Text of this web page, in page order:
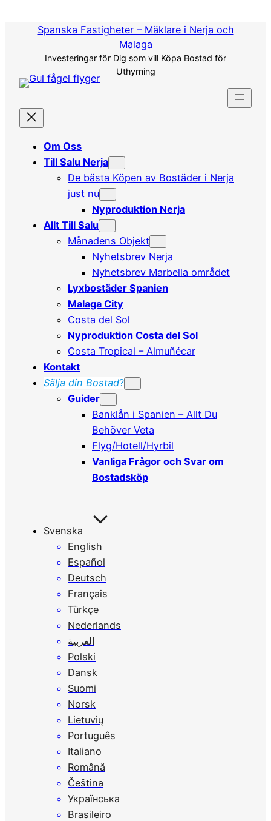
Spanska Fastigheter – Mäklare i Nerja och
Malaga
Investeringar för Dig som vill Köpa Bostad för
Uthyrning
Om Oss
Till Salu Nerja
De bästa Köpen av Bostäder i Nerja
just nu
Nyproduktion Nerja
Allt Till Salu
Månadens Objekt
Nyhetsbrev Nerja
Nyhetsbrev Marbella området
Lyxbostäder Spanien
Malaga City
Costa del Sol
Nyproduktion Costa del Sol
Costa Tropical – Almuñécar
Kontakt
Sälja din Bostad?
Guider
Banklån i Spanien – Allt Du
Behöver Veta
Flyg/Hotell/Hyrbil
Vanliga Frågor och Svar om
Bostadsköp
Svenska
English
Español
Deutsch
Français
Türkçe
Nederlands
العربية
Polski
Dansk
Suomi
Norsk
Lietuvių
Português
Italiano
Română
Čeština
Українська
Brasileiro